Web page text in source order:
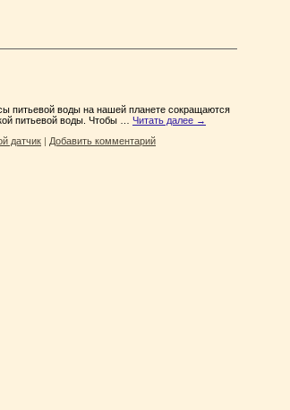
питьевой воды на нашей планете сокращаются
питьевой воды. Чтобы … Читать далее →
датчик | Добавить комментарий